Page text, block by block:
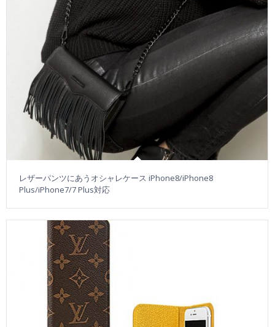
レザーパンツにあうオシャレケース iPhone8/iPhone8
Plus/iPhone7/7 Plus対応